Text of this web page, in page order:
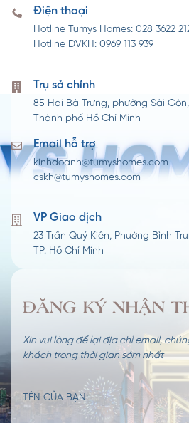
Điện thoại
Hotline Tumys Homes: 028 3622
Hotline DVKH: 0969 113 939
Trụ sở chính
85 Hai Bà Trưng, phường Sài Gòn,
Thành phố Hồ Chí Minh
Email hỗ trợ
kinhdoanh@tumyshomes.com
cskh@tumyshomes.com
VP Giao dịch​
23 Trần Quý Kiên, Phường Bình
TP. Hồ Chí Minh
ĐĂNG KÝ NHẬN
Xin vui lòng để lại địa chỉ email,
khách trong thời gian sớm nhất
TÊN CỦA BẠN: